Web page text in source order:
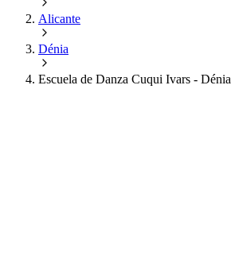
Alicante
Dénia
Escuela de Danza Cuqui Ivars - Dénia